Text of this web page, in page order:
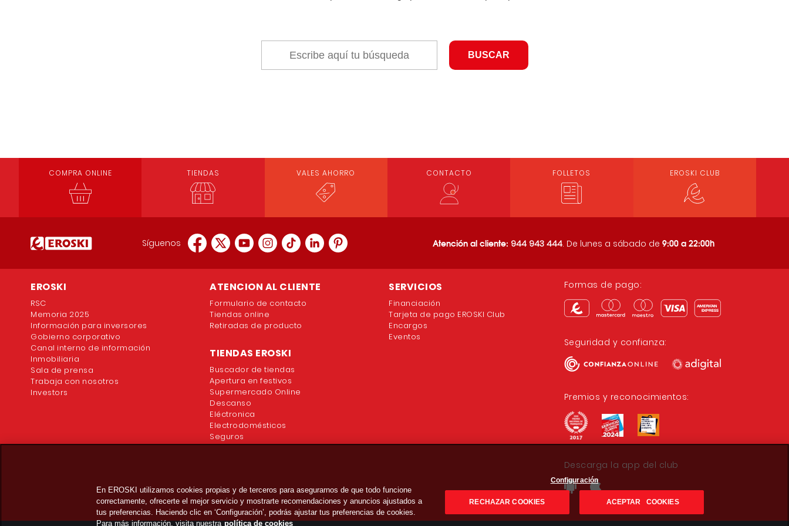
COMPRA ONLINE TIENDAS VALES AHORRO CONTACTO FOLLETOS EROSKI CLUB
Síguenos Atención al cliente: 944 943 444. De lunes a sábado de 9:00 a 22:00h
EROSKI
RSC
Memoria 2025
Información para inversores
Gobierno corporativo
Canal interno de información
Inmobiliaria
Sala de prensa
Trabaja con nosotros
Investors
ATENCION AL CLIENTE
Formulario de contacto
Tiendas online
Retiradas de producto
TIENDAS EROSKI
Buscador de tiendas
Apertura en festivos
Supermercado Online
Descanso
Eléctronica
Electrodomésticos
Seguros
SERVICIOS
Financiación
Tarjeta de pago EROSKI Club
Encargos
Eventos
Formas de pago:
Seguridad y confianza:
Premios y reconocimientos:
Descarga la app del club
En EROSKI utilizamos cookies propias y de terceros para asegurarnos de que todo funcione
correctamente, ofrecerte el mejor servicio y mostrarte recomendaciones y anuncios ajustados a
tus preferencias. Haciendo clic en ‘Configuración’, podrás ajustar tus preferencias de cookies.
Para más información, visita nuestra política de cookies
Configuración
RECHAZAR COOKIES ACEPTAR COOKIES